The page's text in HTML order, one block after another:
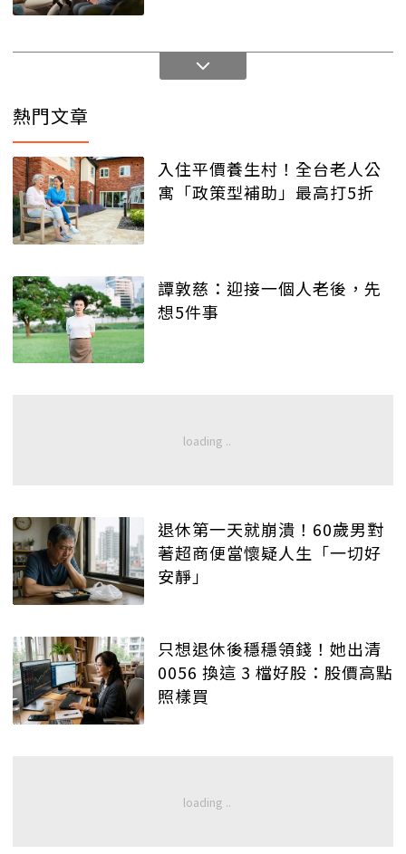
熱門文章
入住平價養生村！全台老人公
寓「政策型補助」最高打5折
譚敦慈：迎接一個人老後，先
想5件事
退休第一天就崩潰！60歲男對
著超商便當懷疑人生「一切好
安靜」
只想退休後穩穩領錢！她出清
0056 換這 3 檔好股：股價高點
照樣買